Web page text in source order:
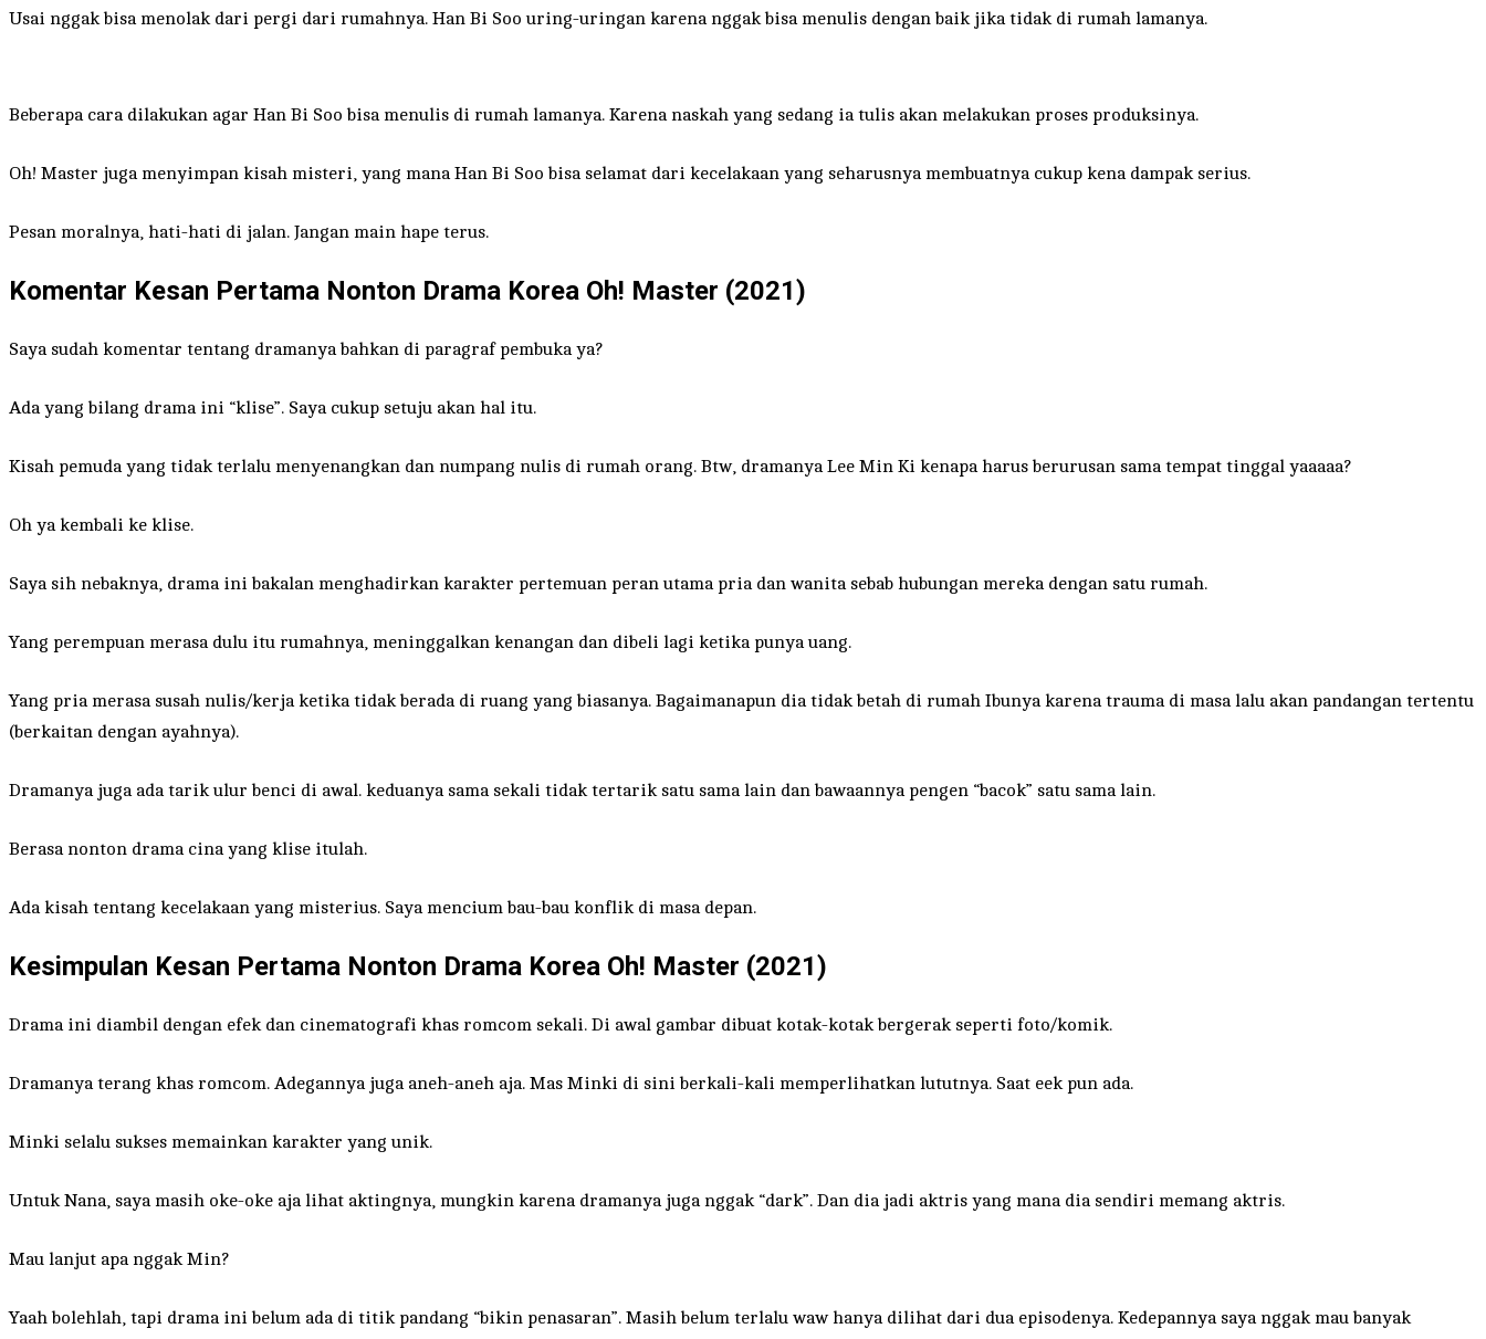
Usai nggak bisa menolak dari pergi dari rumahnya. Han Bi Soo uring-uringan karena nggak bisa menulis dengan baik jika tidak di rumah lamanya.
Beberapa cara dilakukan agar Han Bi Soo bisa menulis di rumah lamanya. Karena naskah yang sedang ia tulis akan melakukan proses produksinya.
Oh! Master juga menyimpan kisah misteri, yang mana Han Bi Soo bisa selamat dari kecelakaan yang seharusnya membuatnya cukup kena dampak serius.
Pesan moralnya, hati-hati di jalan. Jangan main hape terus.
Komentar Kesan Pertama Nonton Drama Korea Oh! Master (2021)
Saya sudah komentar tentang dramanya bahkan di paragraf pembuka ya?
Ada yang bilang drama ini “klise”. Saya cukup setuju akan hal itu.
Kisah pemuda yang tidak terlalu menyenangkan dan numpang nulis di rumah orang. Btw, dramanya Lee Min Ki kenapa harus berurusan sama tempat tinggal yaaaaa?
Oh ya kembali ke klise.
Saya sih nebaknya, drama ini bakalan menghadirkan karakter pertemuan peran utama pria dan wanita sebab hubungan mereka dengan satu rumah.
Yang perempuan merasa dulu itu rumahnya, meninggalkan kenangan dan dibeli lagi ketika punya uang.
Yang pria merasa susah nulis/kerja ketika tidak berada di ruang yang biasanya. Bagaimanapun dia tidak betah di rumah Ibunya karena trauma di masa lalu akan pandangan tertentu
(berkaitan dengan ayahnya).
Dramanya juga ada tarik ulur benci di awal. keduanya sama sekali tidak tertarik satu sama lain dan bawaannya pengen “bacok” satu sama lain.
Berasa nonton drama cina yang klise itulah.
Ada kisah tentang kecelakaan yang misterius. Saya mencium bau-bau konflik di masa depan.
Kesimpulan Kesan Pertama Nonton Drama Korea Oh! Master (2021)
Drama ini diambil dengan efek dan cinematografi khas romcom sekali. Di awal gambar dibuat kotak-kotak bergerak seperti foto/komik.
Dramanya terang khas romcom. Adegannya juga aneh-aneh aja. Mas Minki di sini berkali-kali memperlihatkan lututnya. Saat eek pun ada.
Minki selalu sukses memainkan karakter yang unik.
Untuk Nana, saya masih oke-oke aja lihat aktingnya, mungkin karena dramanya juga nggak “dark”. Dan dia jadi aktris yang mana dia sendiri memang aktris.
Mau lanjut apa nggak Min?
Yaah bolehlah, tapi drama ini belum ada di titik pandang “bikin penasaran”. Masih belum terlalu waw hanya dilihat dari dua episodenya. Kedepannya saya nggak mau banyak